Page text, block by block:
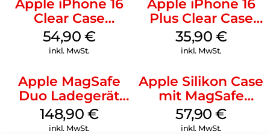
Apple iPhone 16
Clear Case
MagSafe
Transparent
54,90 €
inkl. MwSt.
Apple iPhone 16
Plus Clear Case
MagSafe
Transparent
35,90 €
inkl. MwSt.
Apple MagSafe
Duo Ladegerät
Weiß
148,90 €
inkl. MwSt.
Apple Silikon Case
mit MagSafe
iPhone 14 Pro
(PRODUCT)RED
57,90€
inkl. MwSt.